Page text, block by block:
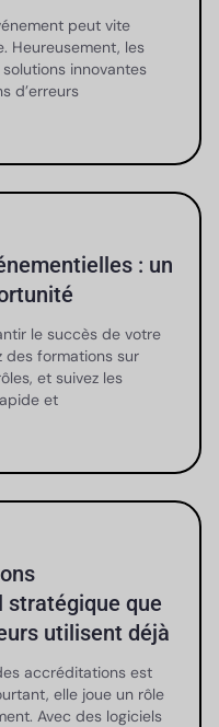
peut vite
Heureusement, les
innovantes
d’erreurs
: un
le succès de votre
des formations sur
et suivez les
et
stratégique que
utilisent déjà
accréditations est
elle joue un rôle
Avec des logiciels